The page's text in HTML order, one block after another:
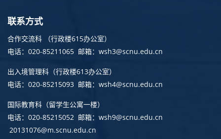
联系方式
合作交流科 （行政楼615办公室）
电话：020-85211065 邮箱：wsh3@scnu.edu.cn
出入境管理科 （行政楼613办公室）
电话：020-85215093 邮箱：wsh4@scnu.edu.cn
国际教育科（留学生公寓一楼）
电话：020-85215052 邮箱：wsh9@scnu.edu.cn
20131076@m.scnu.edu.cn